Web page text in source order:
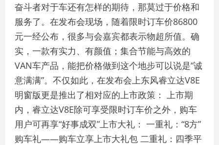
奋斗者对于车还有怎样的期待，那莫过于价格和
服务了。在发布会现场，随着限时订车价86800
元一经公布，很多与会嘉宾都表示物超所值。确
实，一款有实力、有颜值；集合节能与高效的
VAN车产品，能把价格做到这个地步可以说是“诚
意满满”。不仅如此，在发布会上东风睿立达V8E
明窗版更是推出了相对应的上市政策： 上市期
内，睿立达V8E除可享受限时订车价之外，购车
用户可再享“好事成双”上市大礼： 一重礼：“8方”
购车礼——购车立享上市大礼包 二重礼：四季平